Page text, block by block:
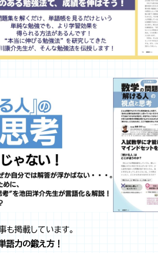
も掲載しています。
語力の鍛え方！